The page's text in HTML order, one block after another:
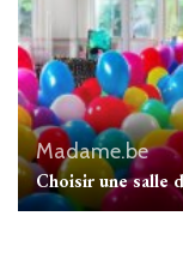
Madame.be
Choisir une salle